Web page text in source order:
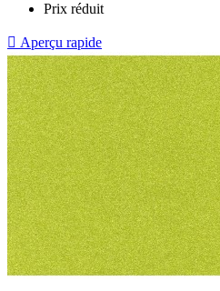
Prix réduit
 Aperçu rapide